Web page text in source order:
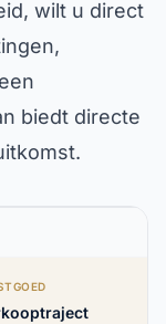
wilt u direct
biedt directe